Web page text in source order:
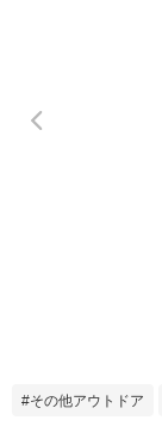
その他アウトドア